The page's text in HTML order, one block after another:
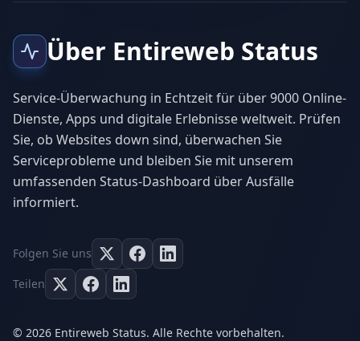
Über Entireweb Status
Service-Überwachung in Echtzeit für über 9000 Online-
Dienste, Apps und digitale Erlebnisse weltweit. Prüfen
Sie, ob Websites down sind, überwachen Sie
Serviceprobleme und bleiben Sie mit unserem
umfassenden Status-Dashboard über Ausfälle
informiert.
Folgen Sie uns
Teilen
© 2026 Entireweb Status. Alle Rechte vorbehalten.